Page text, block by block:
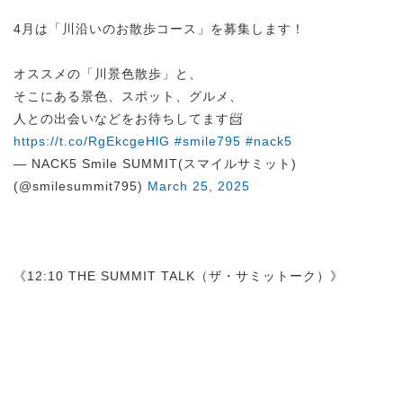
4月は「川沿いのお散歩コース」を募集します！
オススメの「川景色散歩」と、
そこにある景色、スポット、グルメ、
人との出会いなどをお待ちしてます📨
https://t.co/RgEkcgeHlG #smile795 #nack5
— NACK5 Smile SUMMIT(スマイルサミット)
(@smilesummit795) March 25, 2025
《12:10 THE SUMMIT TALK（ザ・サミットーク）》